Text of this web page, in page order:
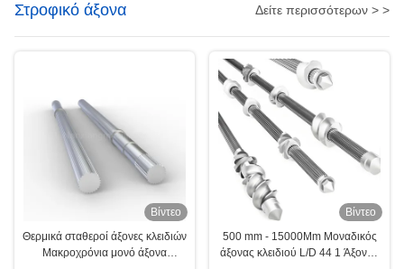
Στροφικό άξονα Δείτε περισσότερων > >
Βίντεο
Θερμικά σταθεροί άξονες κλειδιών
Μακροχρόνια μονό άξονα
Βίντεο
500 mm - 15000Mm Μοναδικός
άξονας κλειδιού L/D 44 1 Άξονας